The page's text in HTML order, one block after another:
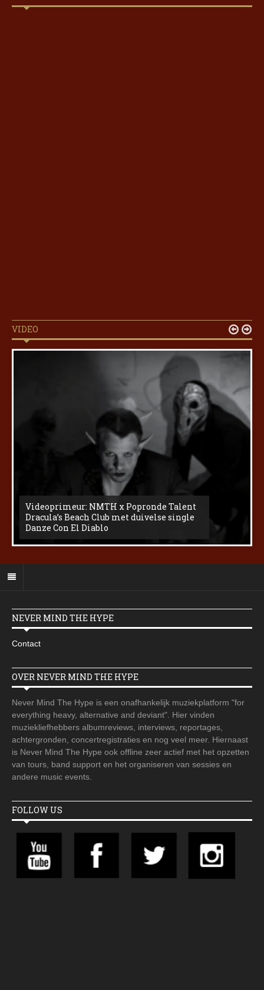
VIDEO
Videoprimeur: NMTH x Popronde Talent
Dracula’s Beach Club met duivelse single
Danze Con El Diablo
 
NEVER MIND THE HYPE
Contact
OVER NEVER MIND THE HYPE
Never Mind The Hype is een onafhankelijk muziekplatform "for
everything heavy, alternative and deviant". Hier vinden
muziekliefhebbers albumreviews, interviews, reportages,
achtergronden, concertregistraties en nog veel meer. Hiernaast
is Never Mind The Hype ook offline zeer actief met het opzetten
van tours, band support en het organiseren van sessies en
andere music events.
FOLLOW US